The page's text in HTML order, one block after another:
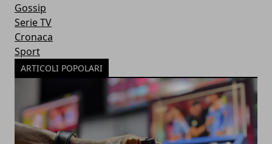
Gossip
Serie TV
Cronaca
Sport
ARTICOLI POPOLARI